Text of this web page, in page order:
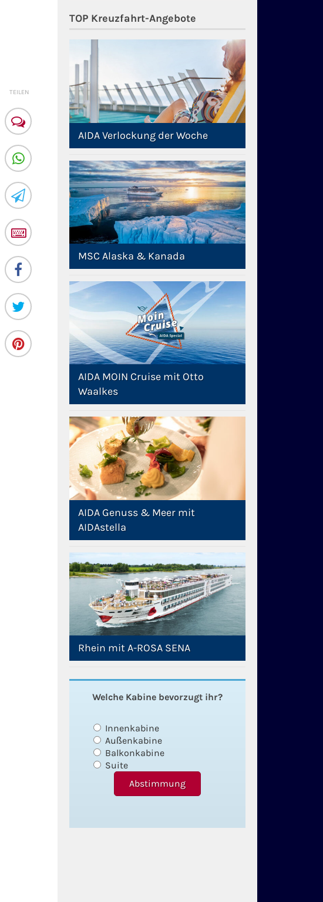
TEILEN
TOP Kreuzfahrt-Angebote
AIDA Verlockung der Woche
MSC Alaska & Kanada
AIDA MOIN Cruise mit Otto
Waalkes
AIDA Genuss & Meer mit
AIDAstella
Rhein mit A-ROSA SENA
Welche Kabine bevorzugt ihr?
Innenkabine
Außenkabine
Balkonkabine
Suite